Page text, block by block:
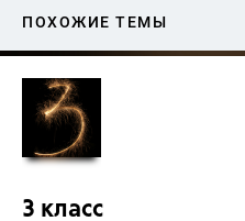
ПОХОЖИЕ ТЕМЫ
3 класс